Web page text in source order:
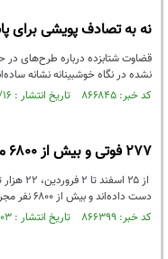
نه به تصادف پویشی برای
قضاوت شتابزده درباره طرح‌های در
نشده در نگاه خوشبینانه نشانه
کد خبر: ۸۶۶۸۴۵ تاریخ انتشار : ۱۴۰۴/۰۱/۱۶
۲۷۷ فوتی و بیش از ۶۸۰۰ مجروح در تعطیلات اخیر
دست داده‌اند و بیش از ۶۸۰۰ نفر مجروح شده‌اند.
کد خبر: ۸۶۶۳۹۹ تاریخ انتشار : ۱۴۰۴/۰۱/۰۳